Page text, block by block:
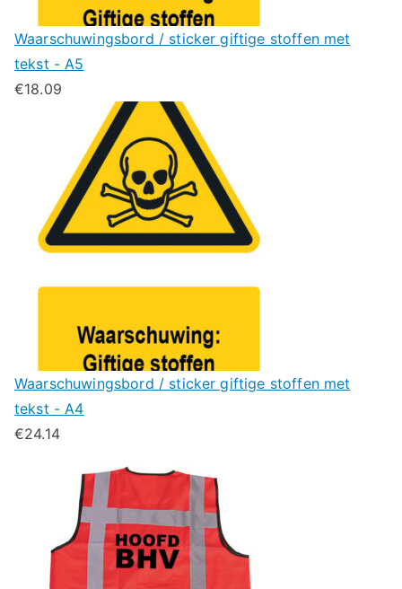
Waarschuwingsbord / sticker giftige stoffen met
tekst - A5
€18.09
Waarschuwingsbord / sticker giftige stoffen met
tekst - A4
€24.14